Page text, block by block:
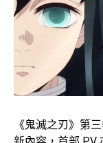
《鬼滅之刃》第